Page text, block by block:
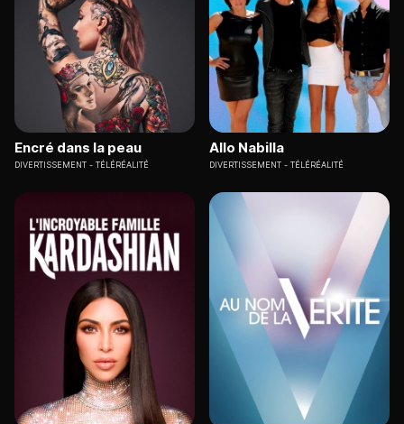
Encré dans la peau
DIVERTISSEMENT TÉLÉRÉALITÉ
Allo Nabilla
DIVERTISSEMENT TÉLÉRÉALITÉ